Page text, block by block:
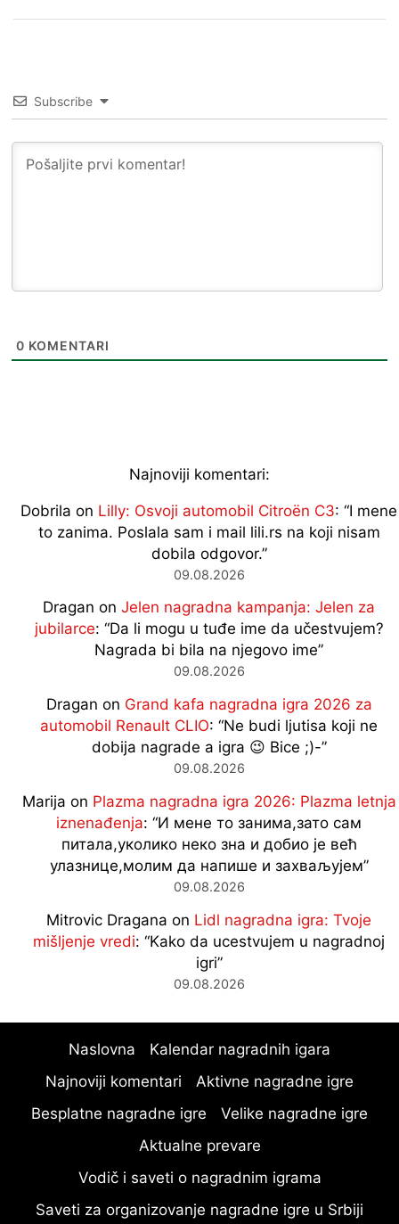
Subscribe
0 KOMENTARI
Najnoviji komentari:
Dobrila on Lilly: Osvoji automobil Citroën C3: “I mene
to zanima. Poslala sam i mail lili.rs na koji nisam
dobila odgovor.”
09.08.2026
Dragan on Jelen nagradna kampanja: Jelen za
jubilarce: “Da li mogu u tuđe ime da učestvujem?
Nagrada bi bila na njegovo ime”
09.08.2026
Dragan on Grand kafa nagradna igra 2026 za
automobil Renault CLIO: “Ne budi ljutisa koji ne
dobija nagrade a igra 😉 Bice ;)-”
09.08.2026
Marija on Plazma nagradna igra 2026: Plazma letnja
iznenađenja: “И мене то занима,зато сам
питала,уколико неко зна и добио је већ
улазнице,молим да напише и захваљујем”
09.08.2026
Mitrovic Dragana on Lidl nagradna igra: Tvoje
mišljenje vredi: “Kako da ucestvujem u nagradnoj
igri”
09.08.2026
Naslovna
Kalendar nagradnih igara
Najnoviji komentari
Aktivne nagradne igre
Besplatne nagradne igre
Velike nagradne igre
Aktualne prevare
Vodič i saveti o nagradnim igrama
Saveti za organizovanje nagradne igre u Srbiji